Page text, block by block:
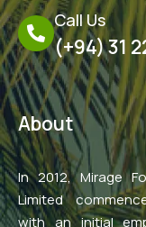
Call Us
(+94) 31
About
In 2012, Mirage
Limited
with an initial